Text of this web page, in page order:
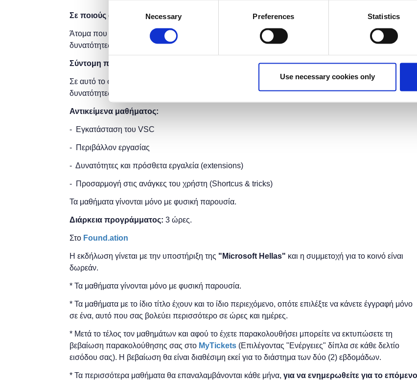
Selection
Necessary Preferences Statistics
Use necessary cookies only
Σε ποιούς απευθύνεται:
Άτομα που επιθυμούν να γνωρίσουν το περιβάλλον εργασίας του Visual Studio Code και τις
δυνατότητες που προσφέρει.
Σύντομη περιγραφή:
Σε αυτό το σεμινάριο θα εμβαθύνουμε στα εργαλεία και το περιβάλλον του Visual Studio Code και τις
δυνατότητες που παρέχει στους developers.
Αντικείμενα μαθήματος:
- Εγκατάσταση του VSC
- Περιβάλλον εργασίας
- Δυνατότητες και πρόσθετα εργαλεία (extensions)
- Προσαρμογή στις ανάγκες του χρήστη (Shortcus & tricks)
Τα μαθήματα γίνονται μόνο με φυσική παρουσία.
Διάρκεια προγράμματος: 3 ώρες.
Στο Found.ation
Η εκδήλωση γίνεται με την υποστήριξη της " Microsoft Hellas" και η συμμετοχή για το κοινό είναι
δωρεάν.
* Τα μαθήματα γίνονται μόνο με φυσική παρουσία.
* Τα μαθήματα με το ίδιο τίτλο έχουν και το ίδιο περιεχόμενο, οπότε επιλέξτε να κάνετε έγγραφή μόνο
σε ένα, αυτό που σας βολεύει περισσότερο σε ώρες και ημέρες.
* Μετά το τέλος τον μαθημάτων και αφού το έχετε παρακολουθήσει μπορείτε να εκτυπώσετε τη
βεβαίωση παρακολούθησης ​σας στο MyTickets (Επιλέγοντας "Ενέργειες" δίπλα σε κάθε δελτίο
εισόδου σας). Η βεβαίωση θα είναι διαθέσιμη εκεί για το διάστημα των δύο (2) εβδομάδων.
* Τα περισσότερα μαθήματα θα επαναλαμβάνονται κάθε μήνα, για να ενημερωθείτε για το επόμενο